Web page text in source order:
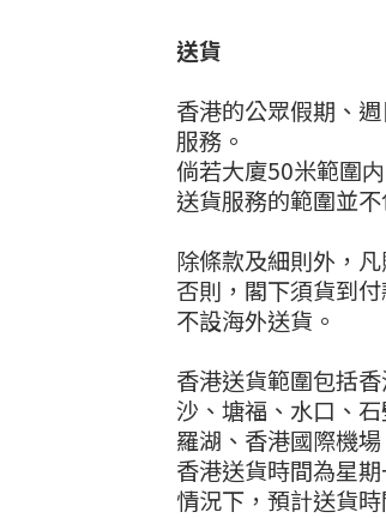
送貨
香港的公眾假期、
服務。
倘若大廈50米範圍
送貨服務的範圍並
除條款及細則外，
否則，閣下須貨到
不設海外送貨。
香港送貨範圍包括
沙、塘福、水口、
羅湖、香港國際機場
香港送貨時間為星
情況下，預計送貨